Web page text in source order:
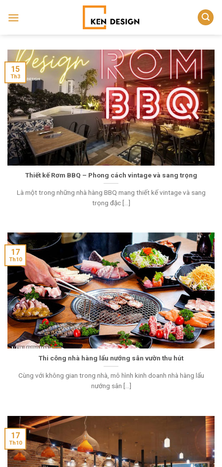
Thiết kế Rơm BBQ – Phong cách vintage và sang trọng
Là một trong những nhà hàng BBQ mang thiết kế vintage và sang
trọng đặc [...]
15
Th3
Thi công nhà hàng lẩu nướng sân vườn thu hút
Cùng với không gian trong nhà, mô hình kinh doanh nhà hàng lẩu
nướng sân [...]
17
Th10
17
Th10